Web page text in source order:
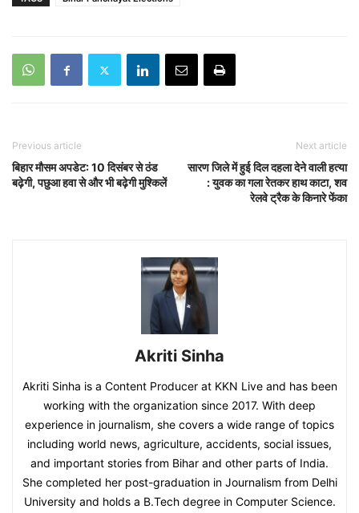
Previous article
बिहार मौसम अपडेट: 10 दिसंबर से ठंड
बढ़ेगी, पछुआ हवा से और भी बढ़ेगी मुश्किलें
Next article
सारण जिले में हुई दिल दहला देने वाली हत्या
: युवक का गला रेतकर हाथ काटा, शव
रेलवे ट्रैक के किनारे फेंका
Akriti Sinha
Akriti Sinha is a Content Producer at KKN Live and has been
working with the organization since 2017. With deep
experience in journalism, she covers a wide range of topics
including world news, agriculture, accidents, social issues,
and important stories from Bihar and other parts of India.
She completed her post-graduation in Journalism from Delhi
University and holds a B.Tech degree in Computer Science.